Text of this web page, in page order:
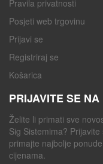
Pravila privatnosti
Posjeti web trgovinu
Prijavi se
Registriraj se
Košarica
PRIJAVITE SE
Želite li primati sve
Sig Sistemima?
primajte najbolje
cijenama.